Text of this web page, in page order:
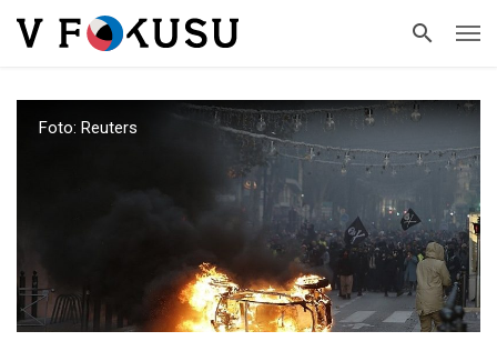
Foto: Reuters